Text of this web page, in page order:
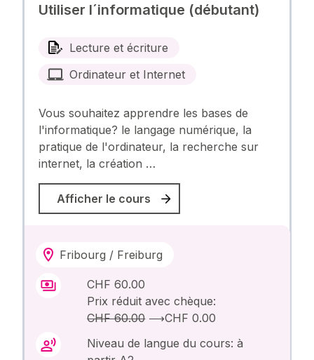
Utiliser l´informatique (débutant)
Lecture et écriture
Ordinateur et Internet
Vous souhaitez apprendre les bases de
l'informatique? le langage numérique, la
pratique de l'ordinateur, la recherche sur
internet, la création …
Afficher le cours
Fribourg / Freiburg
CHF 60.00
Prix réduit avec chèque:
CHF 60.00⟶CHF 0.00
Niveau de langue du cours: à